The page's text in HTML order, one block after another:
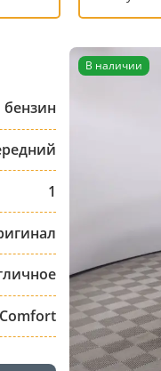
бензин
1
Comfort
В наличии